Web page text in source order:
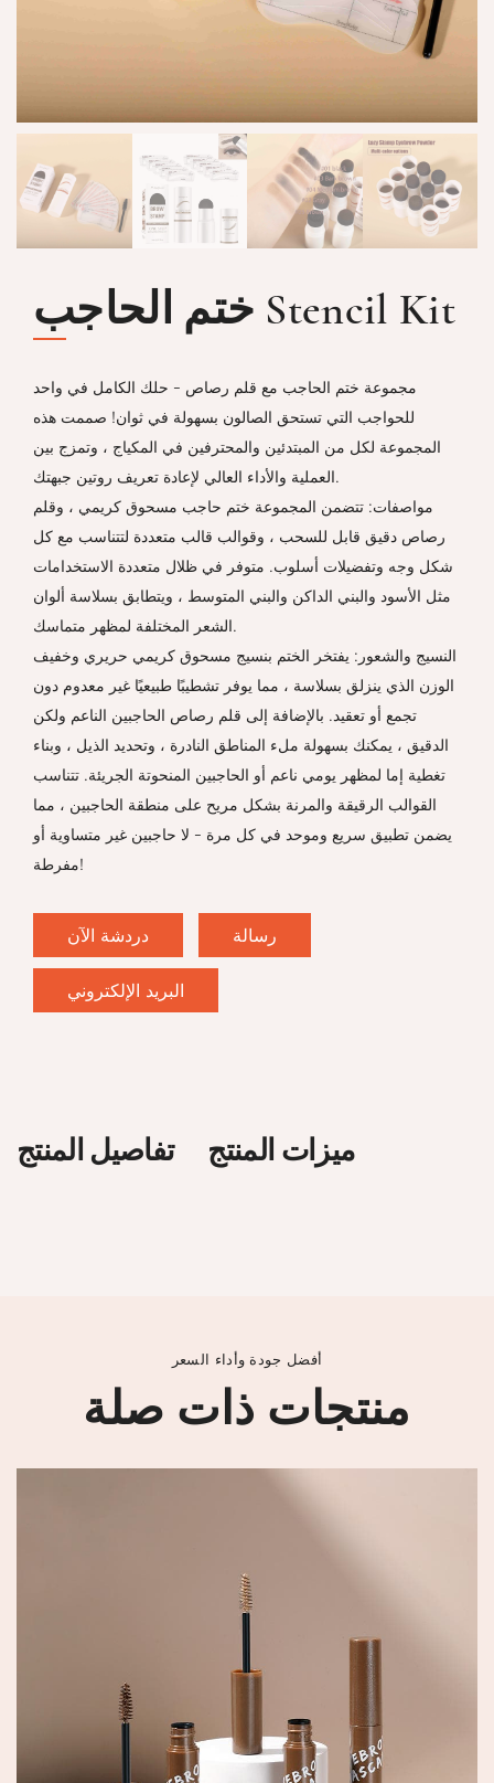
ختم الحاجب Stencil Kit
مجموعة ختم الحاجب مع قلم رصاص - حلك الكامل في واحد
للحواجب التي تستحق الصالون بسهولة في ثوان! صممت هذه
المجموعة لكل من المبتدئين والمحترفين في المكياج ، وتمزج بين
العملية والأداء العالي لإعادة تعريف روتين جبهتك.
مواصفات: تتضمن المجموعة ختم حاجب مسحوق كريمي ، وقلم
رصاص دقيق قابل للسحب ، وقوالب قالب متعددة لتتناسب مع كل
شكل وجه وتفضيلات أسلوب. متوفر في ظلال متعددة الاستخدامات
مثل الأسود والبني الداكن والبني المتوسط ، ويتطابق بسلاسة ألوان
الشعر المختلفة لمظهر متماسك.
النسيج والشعور: يفتخر الختم بنسيج مسحوق كريمي حريري وخفيف
الوزن الذي ينزلق بسلاسة ، مما يوفر تشطيبًا طبيعيًا غير معدوم دون
تجمع أو تعقيد. بالإضافة إلى قلم رصاص الحاجبين الناعم ولكن
الدقيق ، يمكنك بسهولة ملء المناطق النادرة ، وتحديد الذيل ، وبناء
تغطية إما لمظهر يومي ناعم أو الحاجبين المنحوتة الجريئة. تتناسب
القوالب الرقيقة والمرنة بشكل مريح على منطقة الحاجبين ، مما
يضمن تطبيق سريع وموحد في كل مرة - لا حاجبين غير متساوية أو
مفرطة!
دردشة الآن رسالة
البريد الإلكتروني
تفاصيل المنتج ميزات المنتج
أفضل جودة وأداء السعر
منتجات ذات صلة